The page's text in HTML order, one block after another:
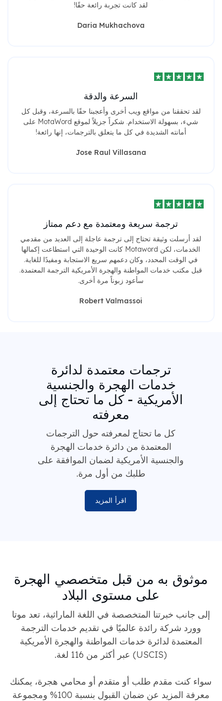
لقد كانت تجربة رائعة حقًا!
Daria Mukhachova
السرعة والدقة
لقد تحققنا من مواقع ويب أخرى وأعجبنا حقًا بالسرعة، وقبل كل
شيء، بسهولة الاستخدام. شكراً جزيلاً لموقع MotaWord على
أمانته الشديدة في كل ما يتعلق بالترجمات، إنها رائعة!
Jose Raul Villasana
ترجمة سريعة ومعتمدة مع دعم ممتاز
لقد أرسلت وثيقة تحتاج إلى ترجمة عاجلة إلى العديد من مقدمي
الخدمات، لكن Motaword كانت الوحيدة التي استطاعت إكمالها
في الوقت المحدد، وكان دعمهم سريع الاستجابة ومفيدًا للغاية.
قبل مكتب خدمات المواطنة والهجرة الأمريكية الترجمة المعتمدة.
سأعود زبوناً مرة أخرى.
Robert Valmassoi
ترجمات معتمدة لدائرة
خدمات الهجرة والجنسية
الأمريكية - كل ما تحتاج إلى
معرفته
كل ما تحتاج لمعرفته حول الترجمات
المعتمدة من دائرة خدمات الهجرة
والجنسية الأمريكية لضمان الموافقة على
طلبك من أول مرة.
اقرأ المزيد
موثوق به من قبل متخصصي الهجرة
على مستوى البلاد
إلى جانب خبرتنا المتخصصة في اللغة الماراثية، تعد موتا
وورد شركة رائدة عالميًا في تقديم خدمات الترجمة
المعتمدة لدائرة خدمات المواطنة والهجرة الأمريكية
(USCIS) عبر أكثر من 116 لغة.
سواء كنت مقدم طلب أو متقدم أو محامي هجرة، يمكنك
معرفة المزيد عن ضمان القبول بنسبة 100% ومجموعة